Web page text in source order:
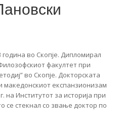
во Скопје. Дипломирал
факултет при
во Скопје. Докторската
македонскиот експанзионизам
на Институтот за историја при
се стекнал со звање доктор по